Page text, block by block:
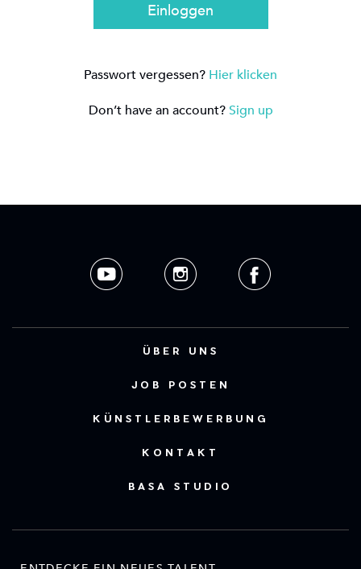
Einloggen
Passwort vergessen? Hier klicken
Don’t have an account?Sign up
ÜBER UNS
JOB POSTEN
KÜNSTLERBEWERBUNG
KONTAKT
BASA STUDIO